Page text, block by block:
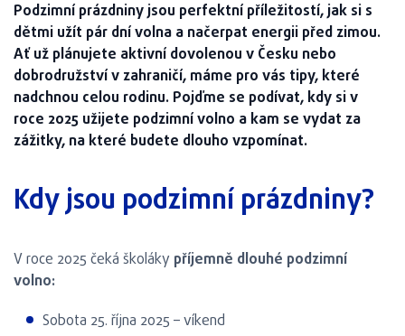
Podzimní prázdniny jsou perfektní příležitostí, jak si s
dětmi užít pár dní volna a načerpat energii před zimou.
Ať už plánujete aktivní dovolenou v Česku nebo
dobrodružství v zahraničí, máme pro vás tipy, které
nadchnou celou rodinu. Pojďme se podívat, kdy si v
roce 2025 užijete podzimní volno a kam se vydat za
zážitky, na které budete dlouho vzpomínat.
Kdy jsou podzimní prázdniny?
V roce 2025 čeká školáky příjemně dlouhé podzimní
volno:
Sobota 25. října 2025 – víkend